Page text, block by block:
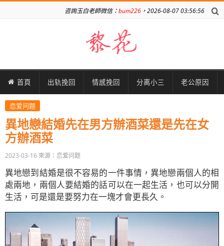
咨詢玉白老師微信：bum226 ，2026-08-07 03:56:56
首頁 出轨挽回 情感挽回 分离小三 老公原因
恋爱问题
異地戀結婚先在男方辦酒菜還是先在女
方辦酒菜
2023-03-16 來源：恋爱问题
異地戀到結婚是很不容易的一件事情，異地戀兩個人的相
處兩地，兩個人要結婚的話可以在一起生活，也可以分開
生活，可是還是要努力在一塊才會更長久。